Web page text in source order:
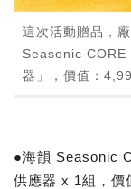
這次活動贈品，
Seasonic CORE
器」，價值：
●海韻 Seasonic
供應器 x 1組，價